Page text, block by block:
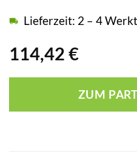
114,42 €
Lieferzeit: 2 – 4
ZUM